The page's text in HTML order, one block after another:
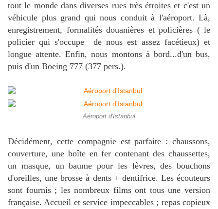
tout le monde dans diverses rues très étroites et c'est un
véhicule plus grand qui nous conduit à l'aéroport. Là,
enregistrement, formalités douanières et policières ( le
policier qui s'occupe de nous est assez facétieux) et
longue attente. Enfin, nous montons à bord...d'un bus,
puis d'un Boeing 777 (377 pers.).
Aéroport d'Istanbul
Décidément, cette compagnie est parfaite : chaussons,
couverture, une boîte en fer contenant des chaussettes,
un masque, un baume pour les lèvres, des bouchons
d'oreilles, une brosse à dents + dentifrice. Les écouteurs
sont fournis ; les nombreux films ont tous une version
française. Accueil et service impeccables ; repas copieux